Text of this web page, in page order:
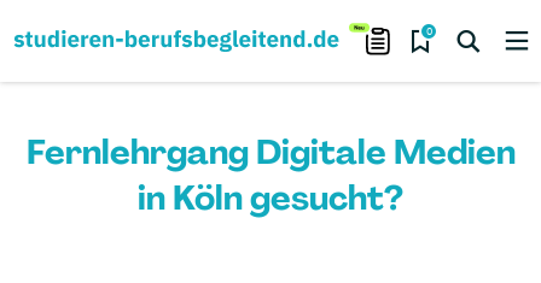
0
Fernlehrgang Digitale Medien
in Köln gesucht?